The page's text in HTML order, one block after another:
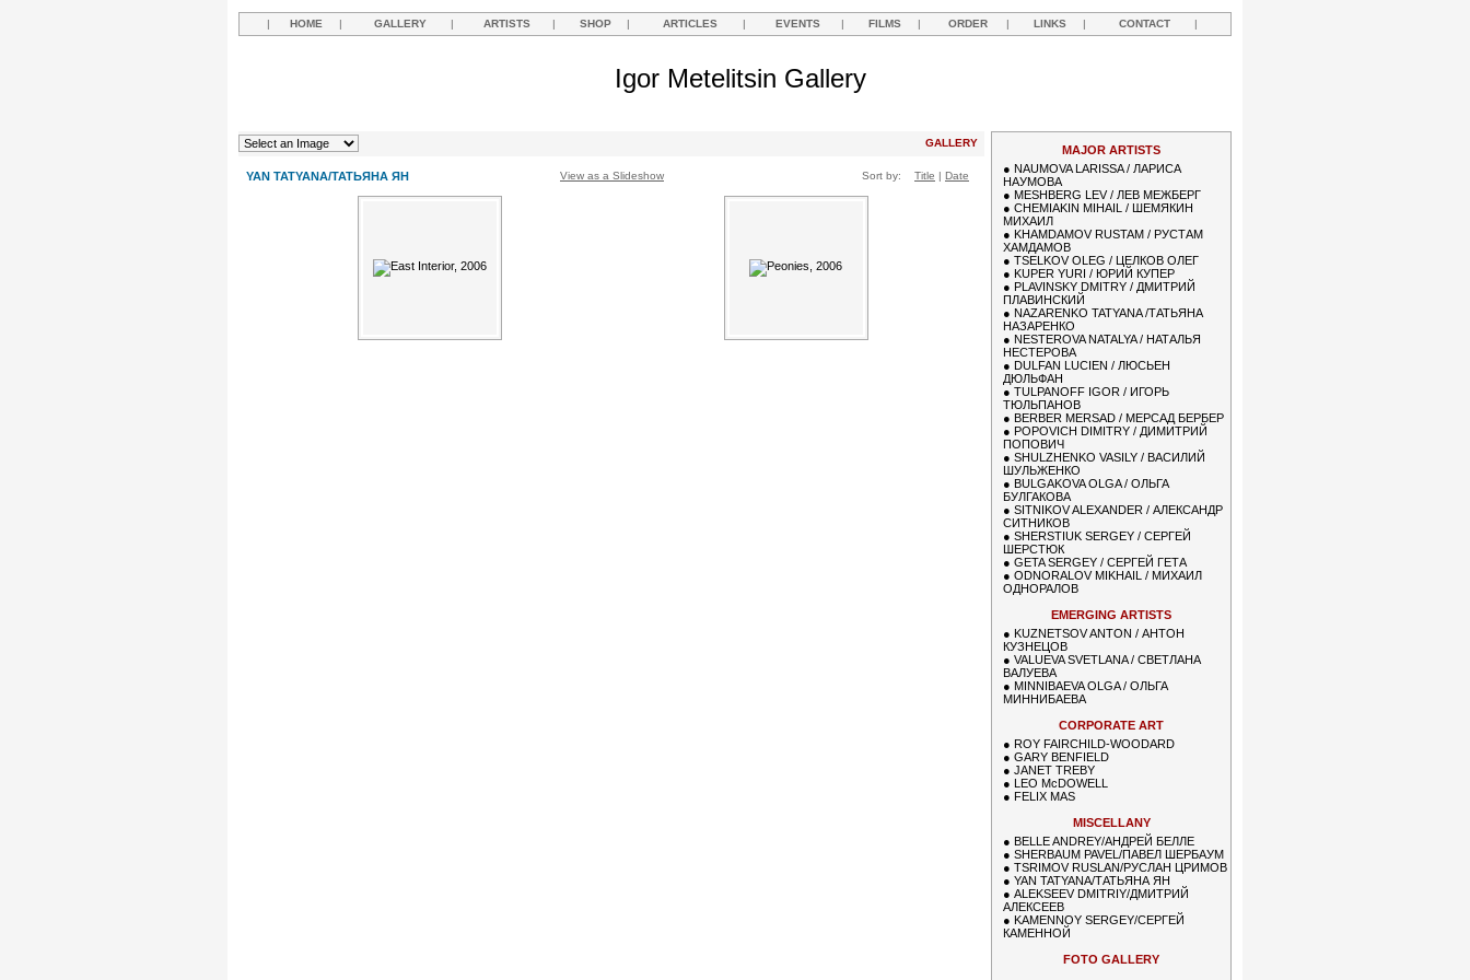
| HOME | GALLERY | ARTISTS | SHOP | ARTICLES | EVENTS | FILMS | ORDER | LINKS | CONTACT |
Igor Metelitsin Gallery
GALLERY
YAN TATYANA/ТАТЬЯНА ЯН View as a Slideshow Sort by: Title | Date
MAJOR ARTISTS
● NAUMOVA LARISSA / ЛАРИСА
НАУМОВА
● MESHBERG LEV / ЛЕВ МЕЖБЕРГ
● CHEMIAKIN MIHAIL / ШЕМЯКИН
МИХАИЛ
● KHAMDAMOV RUSTAM / РУСТАМ
ХАМДАМОВ
● TSELKOV OLEG / ЦЕЛКОВ ОЛЕГ
● KUPER YURI / ЮРИЙ КУПЕР
● PLAVINSKY DMITRY / ДМИТРИЙ
ПЛАВИНСКИЙ
● NAZARENKO TATYANA /ТАТЬЯНА
НАЗАРЕНКО
● NESTEROVA NATALYA / НАТАЛЬЯ
НЕСТЕРОВА
● DULFAN LUCIEN / ЛЮСЬЕН
ДЮЛЬФАН
● TULPANOFF IGOR / ИГОРЬ
ТЮЛЬПАНОВ
● BERBER MERSAD / МЕРСАД БЕРБЕР
● POPOVICH DIMITRY / ДИМИТРИЙ
ПОПОВИЧ
● SHULZHENKO VASILY / ВАСИЛИЙ
ШУЛЬЖЕНКО
● BULGAKOVA OLGA / ОЛЬГА
БУЛГАКОВА
● SITNIKOV ALEXANDER / АЛЕКСАНДР
СИТНИКОВ
● SHERSTIUK SERGEY / СЕРГЕЙ
ШЕРСТЮК
● GETA SERGEY / СЕРГЕЙ ГЕТА
● ODNORALOV MIKHAIL / МИХАИЛ
ОДНОРАЛОВ
EMERGING ARTISTS
● KUZNETSOV ANTON / АНТОН
КУЗНЕЦОВ
● VALUEVA SVETLANA / СВЕТЛАНА
ВАЛУЕВА
● MINNIBAEVA OLGA / ОЛЬГА
МИННИБАЕВА
CORPORATE ART
● ROY FAIRCHILD-WOODARD
● GARY BENFIELD
● JANET TREBY
● LEO McDOWELL
● FELIX MAS
MISCELLANY
● BELLE ANDREY/АНДРЕЙ БЕЛЛЕ
● SHERBAUM PAVEL/ПАВЕЛ ШЕРБАУМ
● TSRIMOV RUSLAN/РУСЛАН ЦРИМОВ
● YAN TATYANA/ТАТЬЯНА ЯН
● ALEKSEEV DMITRIY/ДМИТРИЙ
АЛЕКСЕЕВ
● KAMENNOY SERGEY/СЕРГЕЙ
КАМЕННОЙ
FOTO GALLERY